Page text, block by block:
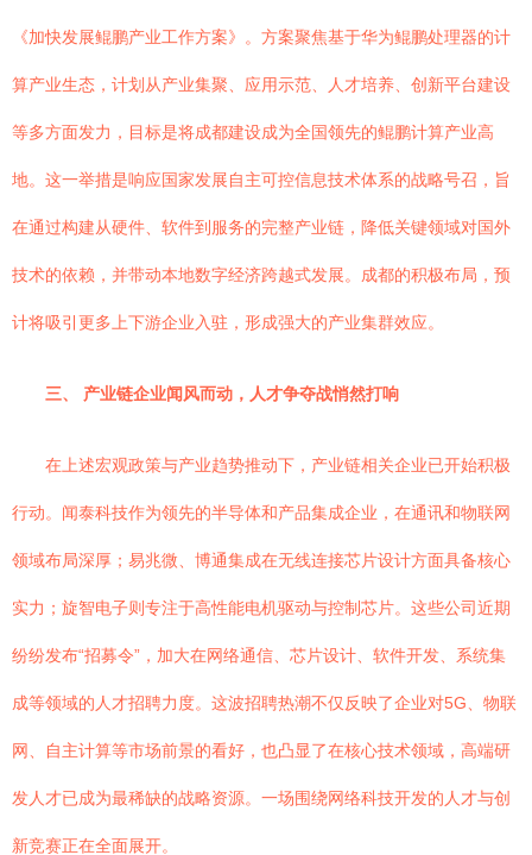
《加快发展鲲鹏产业工作方案》。方案聚焦基于华为鲲鹏处理器的计
算产业生态，计划从产业集聚、应用示范、人才培养、创新平台建设
等多方面发力，目标是将成都建设成为全国领先的鲲鹏计算产业高
地。这一举措是响应国家发展自主可控信息技术体系的战略号召，旨
在通过构建从硬件、软件到服务的完整产业链，降低关键领域对国外
技术的依赖，并带动本地数字经济跨越式发展。成都的积极布局，预
计将吸引更多上下游企业入驻，形成强大的产业集群效应。
三、 产业链企业闻风而动，人才争夺战悄然打响
在上述宏观政策与产业趋势推动下，产业链相关企业已开始积极
行动。闻泰科技作为领先的半导体和产品集成企业，在通讯和物联网
领域布局深厚；易兆微、博通集成在无线连接芯片设计方面具备核心
实力；旋智电子则专注于高性能电机驱动与控制芯片。这些公司近期
纷纷发布“招募令”，加大在网络通信、芯片设计、软件开发、系统集
成等领域的人才招聘力度。这波招聘热潮不仅反映了企业对5G、物联
网、自主计算等市场前景的看好，也凸显了在核心技术领域，高端研
发人才已成为最稀缺的战略资源。一场围绕网络科技开发的人才与创
新竞赛正在全面展开。